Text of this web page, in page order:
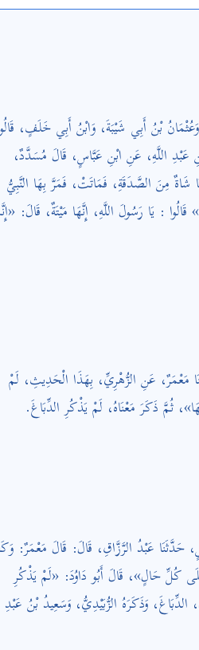
بْنُ أَبِي شَيْبَةَ، وَابْنُ أَبِي خَلَفٍ،
عَبْدِ اللَّهِ، عَنِ ابْنِ عَبَّاسٍ، قَالَ مُسَدَّدٌ،
مِنَ الصَّدَقَةِ، فَمَاتَتْ، فَمَرَّ بِهَا النَّبِيُّ
: يَا رَسُولَ اللَّهِ، إِنَّهَا مَيْتَةٌ، قَالَ:
مَعْمَرٌ، عَنِ الزُّهْرِيِّ، بِهَذَا الْحَدِيثِ، لَمْ
ثُمَّ ذَكَرَ مَعْنَاهُ، لَمْ يَذْكُرِ الدِّبَاغَ.
حَدَّثَنَا عَبْدُ الرَّزَّاقِ، قَالَ: قَالَ مَعْمَرٌ:
كُلِّ حَالٍ»، قَالَ أَبُو دَاوُدَ: «لَمْ يَذْكُرِ
وَذَكَرَهُ الزُّبَيْدِيُّ، وَسَعِيدُ بْنُ عَبْدِ